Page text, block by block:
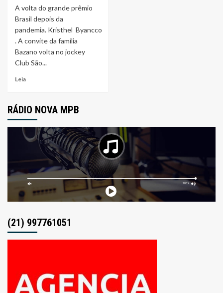
A volta do grande prêmio
Brasil depois da
pandemia. Kristhel Byancco
. A convite da família
Bazano volta no jockey
Club São...
Leia
RÁDIO NOVA MPB
(21) 997761051